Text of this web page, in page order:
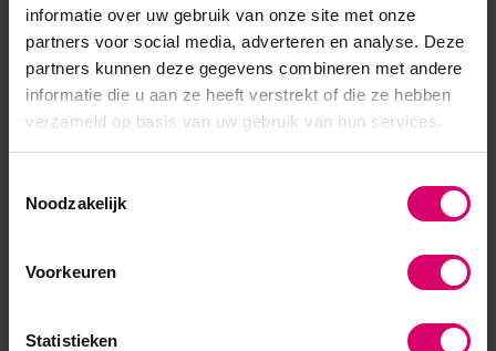
informatie over uw gebruik van onze site met onze
partners voor social media, adverteren en analyse. Deze
partners kunnen deze gegevens combineren met andere
informatie die u aan ze heeft verstrekt of die ze hebben
verzameld op basis van uw gebruik van hun services.
Noodzakelijk
Voorkeuren
Statistieken